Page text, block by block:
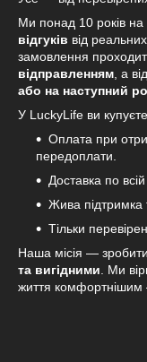
Ми понад 10 років
відгуків від
замовлення
відправленням , а
або на наступний
У LuckyLife ви
Оплата при
передоплати.
Доставка по всій
Жива підтримка
Тільки
Наша місія —
та вигідними . Ми
життя комфортнішим